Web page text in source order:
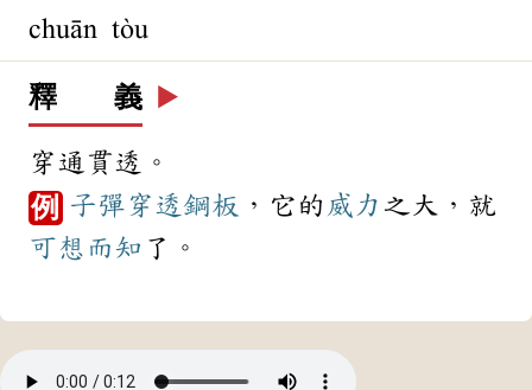
chuān tòu
釋 義 ▶️
穿通貫透。
例 子彈 穿透鋼板 ，它的 威力 之大，就
可想而知 了。